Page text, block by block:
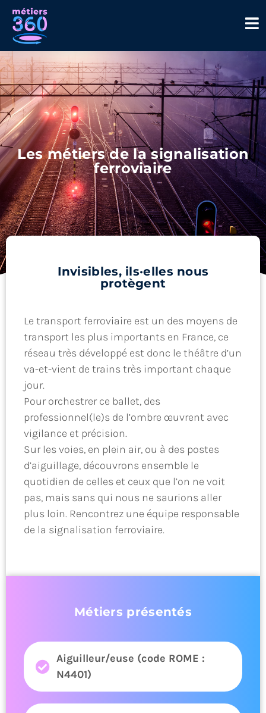
Les métiers de la signalisation
ferroviaire
Invisibles, ils·elles nous
protègent
Le transport ferroviaire est un des moyens de
transport les plus importants en France, ce
réseau très développé est donc le théâtre d’un
va-et-vient de trains très important chaque
jour.
Pour orchestrer ce ballet, des
professionnel(le)s de l’ombre œuvrent avec
vigilance et précision.
Sur les voies, en plein air, ou à des postes
d’aiguillage, découvrons ensemble le
quotidien de celles et ceux que l’on ne voit
pas, mais sans qui nous ne saurions aller
plus loin. Rencontrez une équipe responsable
de la signalisation ferroviaire.
Métiers présentés
Aiguilleur/euse (code ROME :
N4401)